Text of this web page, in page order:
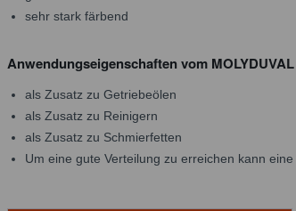
sehr stark färbend
Anwendungseigenschaften vom
als Zusatz zu Getriebeölen
als Zusatz zu Reinigern
als Zusatz zu Schmierfetten
Um eine gute Verteilung zu erreichen kann